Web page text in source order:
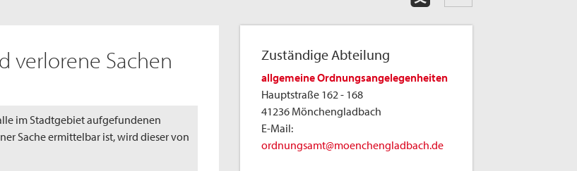
verlorene Sachen
im Stadtgebiet aufgefundenen
Sache ermittelbar ist, wird dieser von
Zuständige Abteilung
allgemeine Ordnungsangelegenheiten
Hauptstraße 162 - 168
41236 Mönchengladbach
E-Mail:
ordnungsamt@moenchengladbach.de